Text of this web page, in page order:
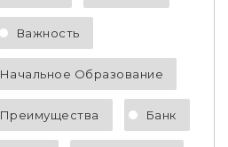
Важность
Начальное Образование
Преимущества Банк